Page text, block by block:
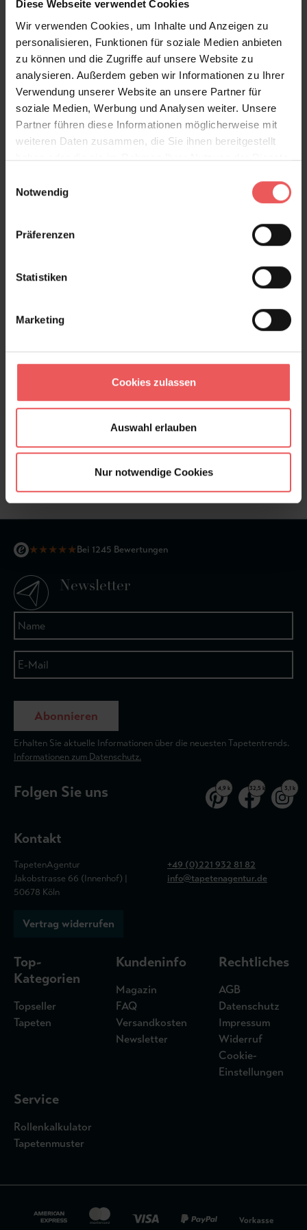
Diese Webseite verwendet Cookies
Wir verwenden Cookies, um Inhalte und Anzeigen zu
personalisieren, Funktionen für soziale Medien anbieten
zu können und die Zugriffe auf unsere Website zu
analysieren. Außerdem geben wir Informationen zu Ihrer
Verwendung unserer Website an unsere Partner für
soziale Medien, Werbung und Analysen weiter. Unsere
Partner führen diese Informationen möglicherweise mit
weiteren Daten zusammen, die Sie ihnen bereitgestellt
haben oder die sie im Rahmen Ihrer Nutzung der Dienste
Notwendig
Präferenzen
Statistiken
Marketing
Cookies zulassen
Auswahl erlauben
Nur notwendige Cookies
Die Vinyltapete Elaine hat eine schwere Qualität und
die ausladenden Farnblätter, die sich Ton in Ton
schimmernd und changierend auf ihr abzeichnen, sind
geprägt und wirken dadurch wunderbar plastisch.
Durch das Obermaterial strahlt die Tapete nicht nur
Wärme aus, sondern wirkt wir ein samtiger Stoff an
der Wand. Daher eignet sie sich besonders gut für
Wohnzimmer oder Schlafzimmer, gibt aber auch
einem kühlen Arbeitszimmer die nötige Behaglichkeit
Starke Blattprägung!
FAQ Teilen!
Sie haben Fragen zum Produkt?
Frage stellen
+49 (0)221 932 81 82
★★★★★Bei 1245 Bewertungen
Newsletter
Abonnieren
Erhalten Sie aktuelle Informationen über die neuesten Tapetentrends.
Informationen zum Datenschutz.
Folgen Sie uns 4,9 k 32,5 k 3,1 k
Kontakt
TapetenAgentur
Jakobstrasse 66 (Innenhof) |
50678 Köln
+49 (0)221 932 81 82
info@tapetenagentur.de
Vertrag widerrufen
Top-
Kategorien
Topseller
Tapeten
Kundeninfo
Magazin
FAQ
Versandkosten
Newsletter
Rechtliches
AGB
Datenschutz
Impressum
Widerruf
Cookie-
Einstellungen
Service
Rollenkalkulator
Tapetenmuster